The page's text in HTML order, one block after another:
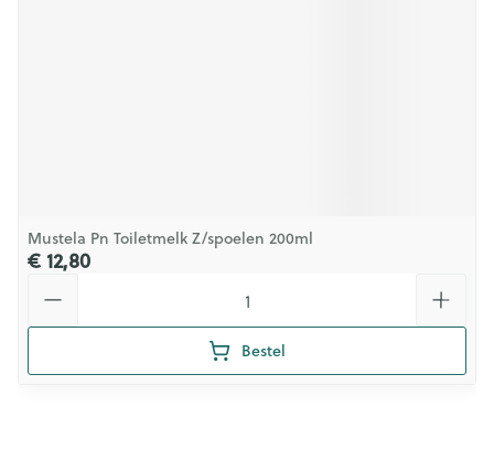
Mustela Pn Toiletmelk Z/spoelen 200ml
€ 12,80
Bestel